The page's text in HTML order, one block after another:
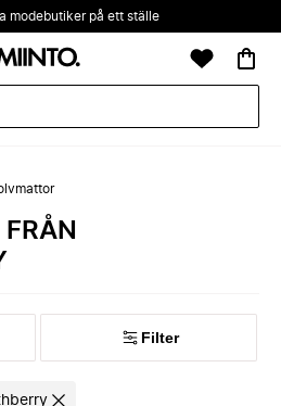
modebutiker på ett ställe
Filter